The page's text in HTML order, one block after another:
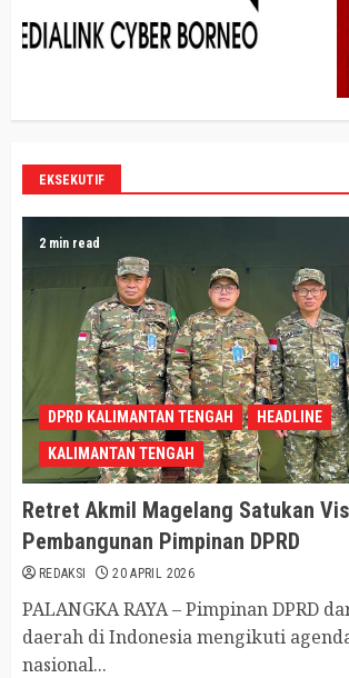
EKSEKUTIF
2 min read
DPRD KALIMANTAN TENGAH HEADLINE
KALIMANTAN TENGAH
Retret Akmil Magelang Satukan
Pembangunan Pimpinan DPRD
REDAKSI 20 APRIL 2026
PALANGKA RAYA – Pimpinan DPRD
daerah di Indonesia mengikuti
nasional...